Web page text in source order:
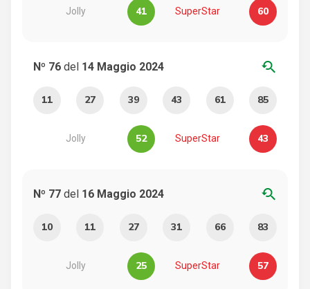
Jolly 41 SuperStar 60
Nº 76 del 14 Maggio 2024 youtube_searched_for
11 27 39 43 61 85
Jolly 52 SuperStar 43
Nº 77 del 16 Maggio 2024 youtube_searched_for
10 11 27 31 66 83
Jolly 25 SuperStar 57